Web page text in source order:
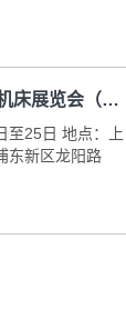
第十四届中国数控机床展览会（CCMT2026）
至25日 地点：上
东新区龙阳路